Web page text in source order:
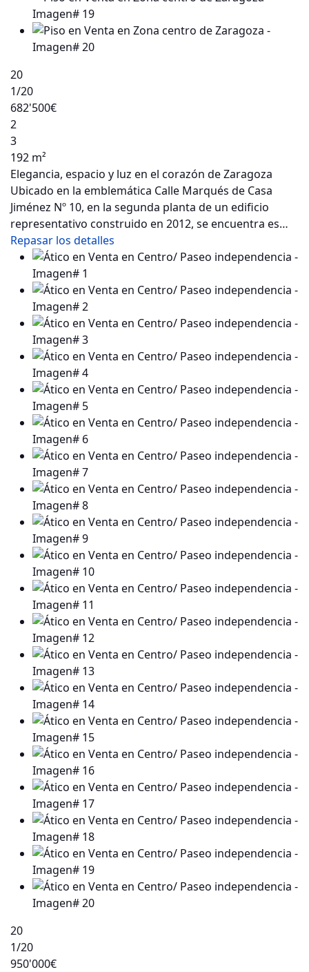
20
1/20
682'500€
2
3
192 m²
Elegancia, espacio y luz en el corazón de Zaragoza
Ubicado en la emblemática Calle Marqués de Casa
Jiménez Nº 10, en la segunda planta de un edificio
representativo construido en 2012, se encuentra es…
Repasar los detalles
20
1/20
950'000€